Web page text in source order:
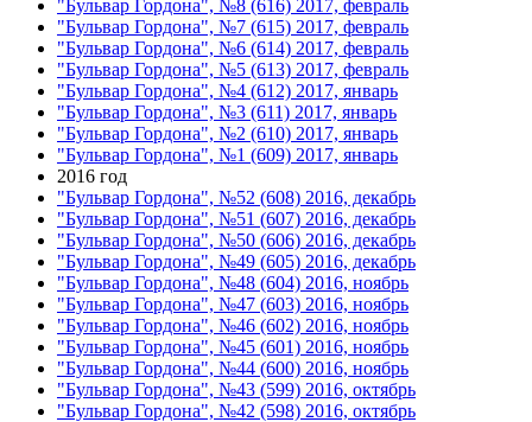
"Бульвар Гордона", №8 (616) 2017, февраль
"Бульвар Гордона", №7 (615) 2017, февраль
"Бульвар Гордона", №6 (614) 2017, февраль
"Бульвар Гордона", №5 (613) 2017, февраль
"Бульвар Гордона", №4 (612) 2017, январь
"Бульвар Гордона", №3 (611) 2017, январь
"Бульвар Гордона", №2 (610) 2017, январь
"Бульвар Гордона", №1 (609) 2017, январь
2016 год
"Бульвар Гордона", №52 (608) 2016, декабрь
"Бульвар Гордона", №51 (607) 2016, декабрь
"Бульвар Гордона", №50 (606) 2016, декабрь
"Бульвар Гордона", №49 (605) 2016, декабрь
"Бульвар Гордона", №48 (604) 2016, ноябрь
"Бульвар Гордона", №47 (603) 2016, ноябрь
"Бульвар Гордона", №46 (602) 2016, ноябрь
"Бульвар Гордона", №45 (601) 2016, ноябрь
"Бульвар Гордона", №44 (600) 2016, ноябрь
"Бульвар Гордона", №43 (599) 2016, октябрь
"Бульвар Гордона", №42 (598) 2016, октябрь